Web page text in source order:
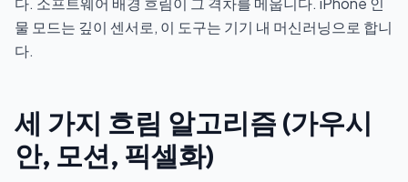
물 모드는 깊이 센서로, 이 도구는 기기 내 머신러닝으로 합니
다.
세 가지 흐림 알고리즘 (가우시
안, 모션, 픽셀화)